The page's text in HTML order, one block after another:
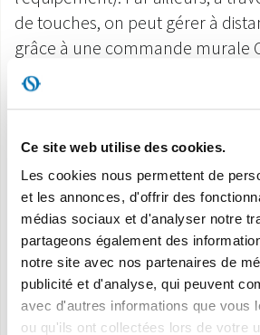
Ce site web utilise des cookies.
Les cookies nous permettent de
et les annonces, d'offrir des
médias sociaux et d'analyser notre
partageons également des
notre site avec nos partenaires de
publicité et d'analyse, qui peuvent
avec d'autres informations que vous
ou qu'ils ont collectées lors de votre
de touches, on peut gérer à
grâce à une commande murale
ou une domotique, à travers le
Modbus RS485.
2)Le modèle AR (Analogic
distance)permet de Domotique
gestion à distance universelle
commandes murales et tous les
domotique, à travers le
analogique 0-10V ou numérique
CARACTERISTIQUES